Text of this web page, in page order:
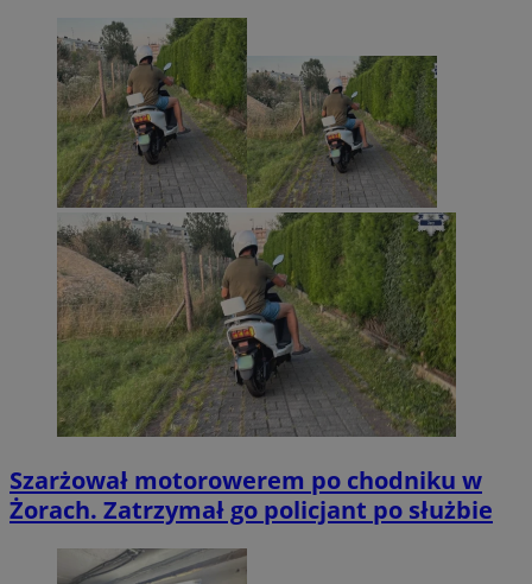
Szarżował motorowerem po chodniku w
Żorach. Zatrzymał go policjant po służbie